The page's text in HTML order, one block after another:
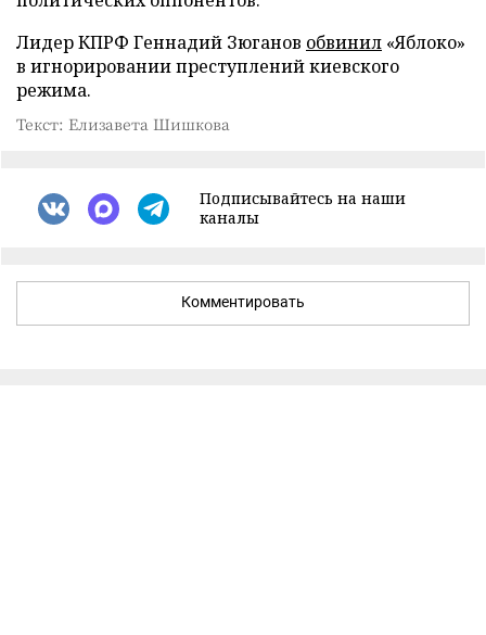
Лидер КПРФ Геннадий Зюганов обвинил «Яблоко»
в игнорировании преступлений киевского
режима.
Текст: Елизавета Шишкова
Подписывайтесь на наши
каналы
Комментировать